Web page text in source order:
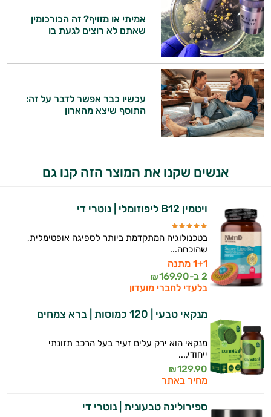
אמיתי או מזויף? זה הכורכומין
שאתם לא רוצים לגעת בו
עכשיו כבר אפשר לדבר על זה:
התוסף שיצא מהארון
אנשים שקנו את המוצר הזה קנו גם
ויטמין B12 ליפוזומלי | נוטרי די
בטכנולוגיה המתקדמת ביותר לספיגה אופטימלית,
שהוכחה...
1+1 מתנה
2 ב-
169.90
₪
בלעדי לחברי מועדון
מנקאי טבעי | 120 כמוסות | ברא צמחים
מנקאי הוא ירק עלים זעיר בעל הרכב תזונתי
ייחודי,...
129.90
₪
מחיר באתר
ספירולינה טבעונית | נוטרי די